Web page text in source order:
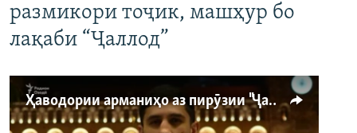
размикори тоҷик, машҳур бо
лақаби “Ҷаллод”
Ҳаводории арманиҳо аз пирӯзии "Ҷаллод"-и тоҷик